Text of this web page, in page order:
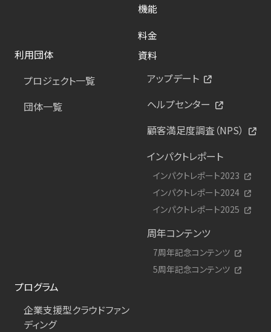
機能
料金
利用団体
プロジェクト一覧
団体一覧
資料
アップデート
ヘルプセンター
顧客満足度調査（NPS）
インパクトレポート
インパクトレポート2023
インパクトレポート2024
インパクトレポート2025
周年コンテンツ
7周年記念コンテンツ
5周年記念コンテンツ
プログラム
企業支援型クラウドファン
ディング